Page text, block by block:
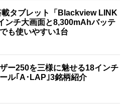
タブレット「Blackview LINK
ンチ大画面と8,300mAhバッテ
も使いやすい1台
ー250を三様に魅せる18インチ
ル｢A･LAP｣3銘柄紹介